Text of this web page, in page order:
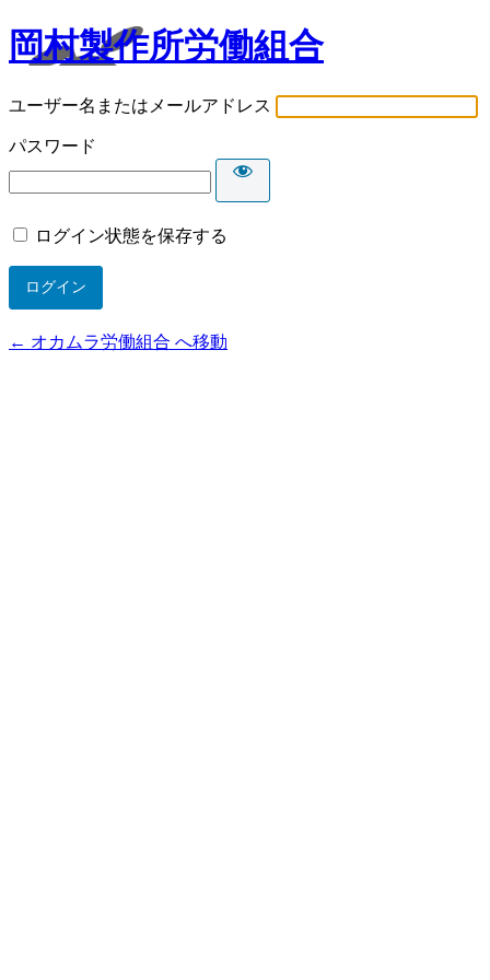
岡村製作所労働組合
ユーザー名またはメールアドレス
パスワード
ログイン状態を保存する
← オカムラ労働組合 へ移動